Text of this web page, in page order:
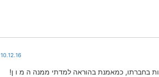
10.12.16 בשעה 13:38
בחברתו, כמאמנת בהוראה למדתי ממנה ה מ ו ן!